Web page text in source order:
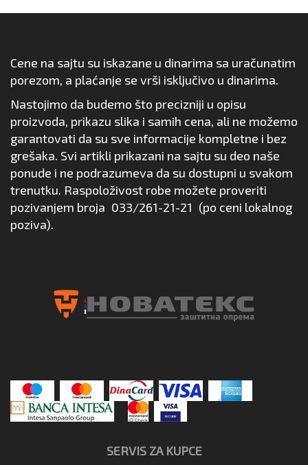
Cene na sajtu su iskazane u dinarima sa uračunatim
porezom, a plaćanje se vrši isključivo u dinarima.
Nastojimo da budemo što precizniji u opisu
proizvoda, prikazu slika i samih cena, ali ne možemo
garantovati da su sve informacije kompletne i bez
grešaka. Svi artikli prikazani na sajtu su deo naše
ponude i ne podrazumeva da su dostupni u svakom
trenutku. Raspoloživost robe možete proveriti
pozivanjem broja 033/261-21-21 (po ceni lokalnog
poziva).
SERVIS ZA KUPCE